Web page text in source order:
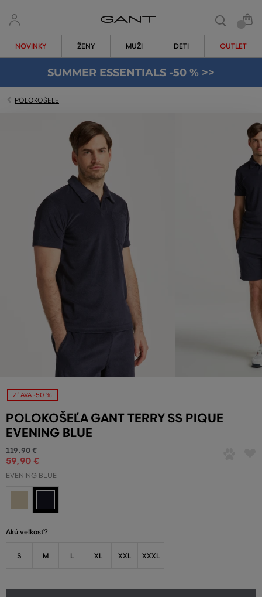
NOVINKY ŽENY MUŽI DETI OUTLET
SUMMER ESSENTIALS -50 % >>
POLOKOŠELE
ZĽAVA -50 %
POLOKOŠEĽA GANT TERRY SS PIQUE
EVENING BLUE
119,90 €
59,90 €
EVENING BLUE
Akú veľkosť?
S M L XL XXL XXXL